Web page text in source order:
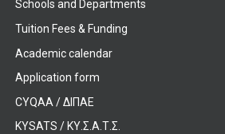
Schools and Departments
Tuition Fees & Funding
Academic calendar
Application form
CYQAA / ΔΙΠΑΕ
KYSATS / ΚΥ.Σ.Α.Τ.Σ.